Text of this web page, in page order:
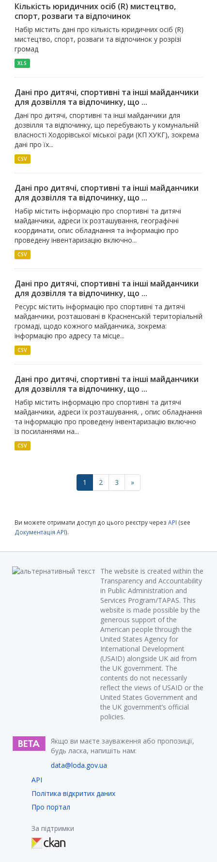
Кількість юридичних осіб (R) мистецтво,
спорт, розваги та відпочинок
Набір містить дані про кількість юридичних осіб (R)
мистецтво, спорт, розваги та відпочинок у розрізі
громад
XLS
Дані про дитячі, спортивні та інші майданчики
для дозвілля та відпочинку, що ...
Дані про дитячі, спортивні та інші майданчики для
дозвілля та відпочинку, що перебувають у комунальній
власності Ходорівської міської ради (КП ХУКГ), зокрема
дані про їх...
CSV
Дані про дитячі, спортивні та інші майданчики
для дозвілля та відпочинку, що ...
Набір містить інформацію про спортивні та дитячі
майданчики, адреси їх розташування, географічні
координати, опис обладнання та інформацію про
проведену інвентаризацію включно...
CSV
Дані про дитячі, спортивні та інші майданчики
для дозвілля та відпочинку, що ...
Ресурс містить інформацію про спортивні та дитячі
майданчики, розташовані в Красненській територіальній
громаді, щодо кожного майданчика, зокрема:
інформацію про адресу та місце...
CSV
Дані про дитячі, спортивні та інші майданчики
для дозвілля та відпочинку, що ...
Набір містить інформацію про спортивні та дитячі
майданчики, адреси їх розташування, , опис обладнання
та інформацію про проведену інвентаризацію включно
із посиланнями на...
CSV
1 2 3 »
Ви можете отримати доступ до цього реєстру через API (see
Документація API).
The website is created within the
Transparency and Accountability
in Public Administration and
Services Program/TAPAS. This
website is made possible by the
generous support of the
American people through the
United States Agency for
International Development
(USAID) alongside UK aid from
the UK government. The
contents do not necessarily
reflect the views of USAID or the
United States Government and
the UK government’s official
policies.
Якщо ви маєте зауваження або пропозиції,
будь ласка, напишіть нам:
data@loda.gov.ua
API
Політика відкритих даних
Про портал
За підтримки